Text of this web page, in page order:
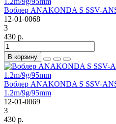
Воблер ANAKONDA S SSV-
12-01-0068
3
430 р.
В корзину
Воблер ANAKONDA S SSV-
1.2m/9g/95mm
12-01-0069
3
430 р.